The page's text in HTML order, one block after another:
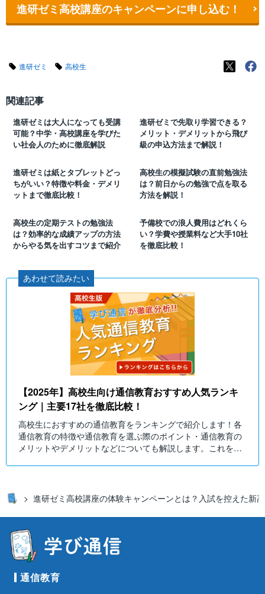
進研ゼミ高校講座のキャンペーンに申し込む！
進研ゼミ 高校生
関連記事
進研ゼミは大人になっても受講
可能？中学・高校講座を学びた
い社会人のために徹底解説
進研ゼミで先取り学習できる？
メリット・デメリットから飛び
級の申込方法まで解説！
進研ゼミは紙とタブレットどっ
ちがいい？特徴や料金・デメリ
ットまで徹底比較！
高校生の模擬試験の直前勉強法
は？前日からの勉強で点を取る
方法を解説！
高校生の定期テストの勉強法
は？効率的な成績アップの方法
からやる気を出すコツまで紹介
予備校での浪人費用はどれくら
い？学費や授業料など大手10社
を徹底比較！
あわせて読みたい
【2025年】高校生向け通信教育おすすめ人気ランキ
ング｜主要17社を徹底比較！
高校生におすすめの通信教育をランキングで紹介します！各
通信教育の特徴や通信教育を選ぶ際のポイント・通信教育の
メリットやデメリットなどについても解説します。これを読
進研ゼミ高校講座の体験キャンペーンとは？入試を控えた新
通信教育